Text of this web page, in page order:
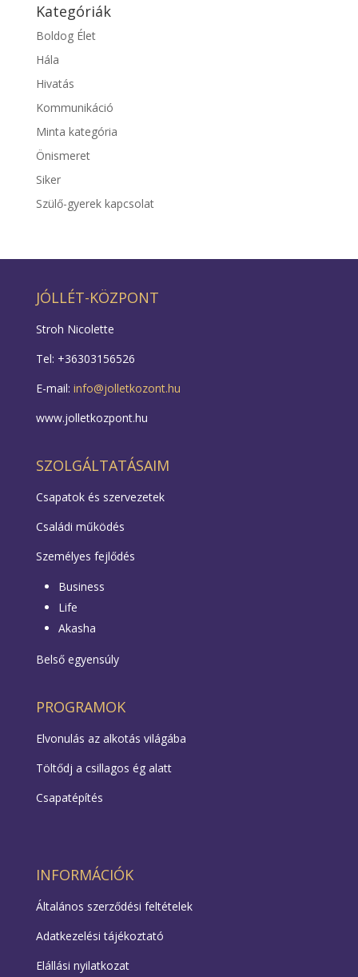
Kategóriák
Boldog Élet
Hála
Hivatás
Kommunikáció
Minta kategória
Önismeret
Siker
Szülő-gyerek kapcsolat
JÓLLÉT-KÖZPONT
Stroh Nicolette
Tel: +36303156526
E-mail: info@jolletkozont.hu
www.jolletkozpont.hu
SZOLGÁLTATÁSAIM
Csapatok és szervezetek
Családi működés
Személyes fejlődés
Business
Life
Akasha
Belső egyensúly
PROGRAMOK
Elvonulás az alkotás világába
Töltődj a csillagos ég alatt
Csapatépítés
INFORMÁCIÓK
Általános szerződési feltételek
Adatkezelési tájékoztató
Elállási nyilatkozat